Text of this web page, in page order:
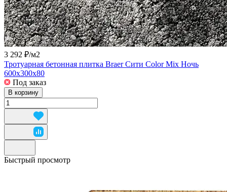
3 292 ₽/м2
Тротуарная бетонная плитка Braer Сити Color Mix Ночь
600x300x80
Под заказ
В корзину
Быстрый просмотр